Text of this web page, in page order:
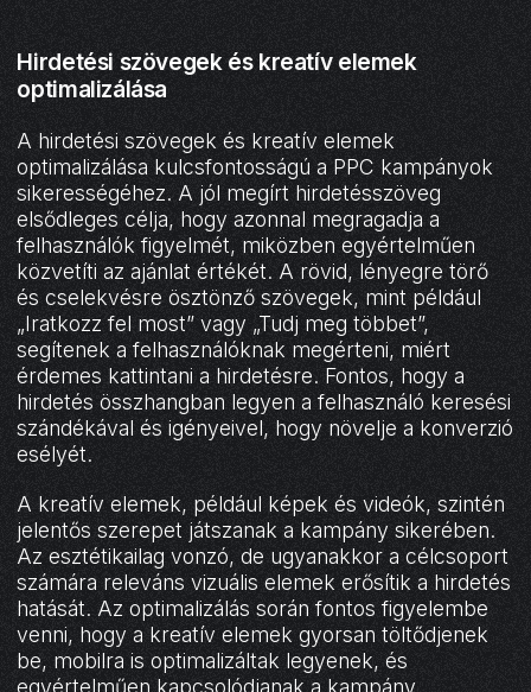
Hirdetési szövegek és kreatív elemek
optimalizálása
A hirdetési szövegek és kreatív elemek
optimalizálása kulcsfontosságú a PPC kampányok
sikerességéhez. A jól megírt hirdetésszöveg
elsődleges célja, hogy azonnal megragadja a
felhasználók figyelmét, miközben egyértelműen
közvetíti az ajánlat értékét. A rövid, lényegre törő
és cselekvésre ösztönző szövegek, mint például
„Iratkozz fel most” vagy „Tudj meg többet”,
segítenek a felhasználóknak megérteni, miért
érdemes kattintani a hirdetésre. Fontos, hogy a
hirdetés összhangban legyen a felhasználó keresési
szándékával és igényeivel, hogy növelje a konverzió
esélyét.
A kreatív elemek, például képek és videók, szintén
jelentős szerepet játszanak a kampány sikerében.
Az esztétikailag vonzó, de ugyanakkor a célcsoport
számára releváns vizuális elemek erősítik a hirdetés
hatását. Az optimalizálás során fontos figyelembe
venni, hogy a kreatív elemek gyorsan töltődjenek
be, mobilra is optimalizáltak legyenek, és